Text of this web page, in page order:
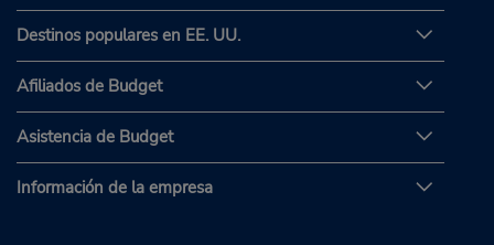
Destinos populares en EE. UU.
Afiliados de Budget
Asistencia de Budget
Información de la empresa